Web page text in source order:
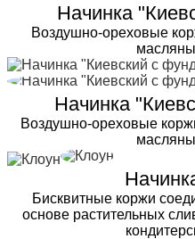
Начинка
Воздушно-ореховые
Начинка
Воздушно-ореховые
Бисквитные коржи
основе растительных